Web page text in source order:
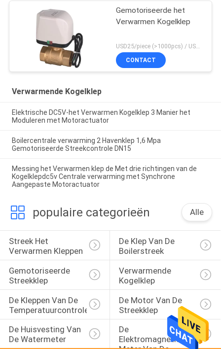
Gemotoriseerde het
Verwarmen Kogelklep
USD25/piece (>1000pcs) / USD26.5 (50-1000 pcs) MOQ:50 stukken
CONTACT
Verwarmende Kogelklep
Elektrische DC5V-het Verwarmen Kogelklep 3 Manier het
Moduleren met Motoractuator
Boilercentrale verwarming 2 Havenklep 1,6 Mpa
Gemotoriseerde Streekcontrole DN15
Messing het Verwarmen klep de Met drie richtingen van de
Kogelklepdc5v Centrale verwarming met Synchrone
Aangepaste Motoractuator
populaire categorieën Alle
Streek Het
Verwarmen Kleppen
De Klep Van De
Boilerstreek
Gemotoriseerde
Streekklep
Verwarmende
Kogelklep
De Kleppen Van De
Temperatuurcontrole
De Motor Van De
Streekklep
De Huisvesting Van
De Watermeter
De
Elektromagnetische